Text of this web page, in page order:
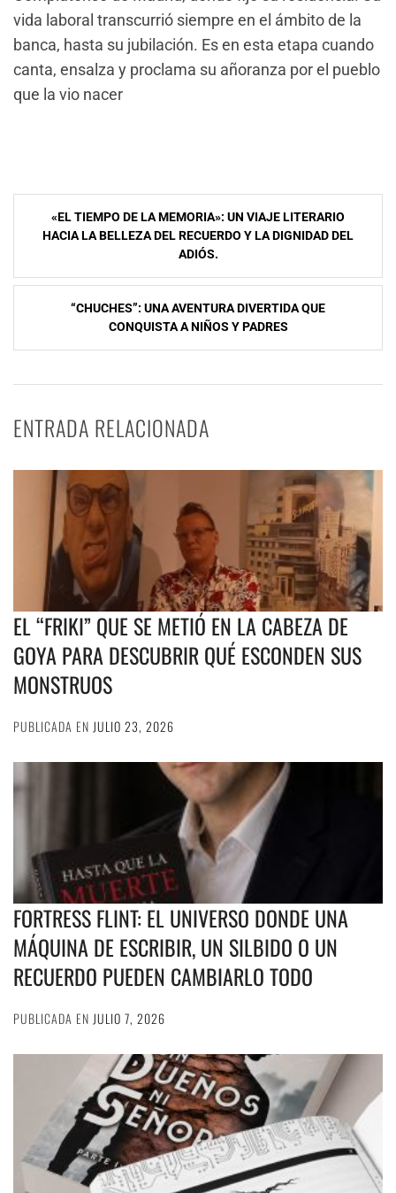
vida laboral transcurrió siempre en el ámbito de la
banca, hasta su jubilación. Es en esta etapa cuando
canta, ensalza y proclama su añoranza por el pueblo
que la vio nacer
Navegación
entradas
«EL TIEMPO DE LA MEMORIA»: UN VIAJE LITERARIO
HACIA LA BELLEZA DEL RECUERDO Y LA DIGNIDAD DEL
ADIÓS.
“CHUCHES”: UNA AVENTURA DIVERTIDA QUE
CONQUISTA A NIÑOS Y PADRES
ENTRADA RELACIONADA
EL “FRIKI” QUE SE METIÓ EN LA CABEZA DE
GOYA PARA DESCUBRIR QUÉ ESCONDEN SUS
MONSTRUOS
PUBLICADA EN JULIO 23, 2026
FORTRESS FLINT: EL UNIVERSO DONDE UNA
MÁQUINA DE ESCRIBIR, UN SILBIDO O UN
RECUERDO PUEDEN CAMBIARLO TODO
PUBLICADA EN JULIO 7, 2026